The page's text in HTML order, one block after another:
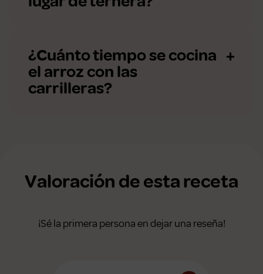
¿Cuánto tiempo se cocina
el arroz con las
carrilleras?
Valoración de esta receta
¡Sé la primera persona en dejar una reseña!